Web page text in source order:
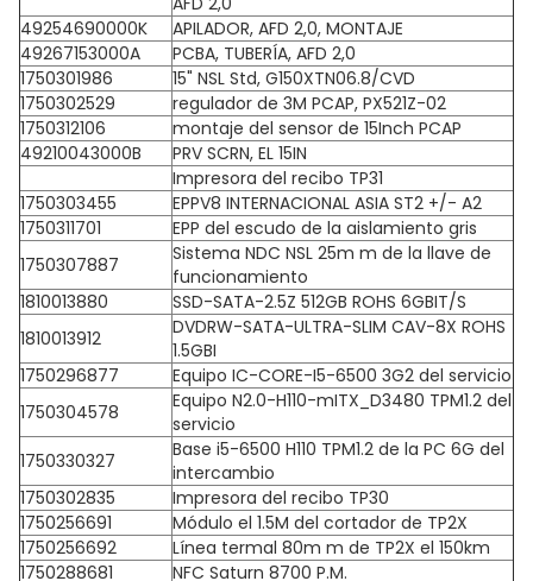
49254690000K
APILADOR, AFD 2,0, MONTAJE
49267153000A
PCBA, TUBERÍA, AFD 2,0
1750301986
15" NSL Std, G150XTN06.8/CVD
1750302529
regulador de 3M PCAP, PX521Z-02
1750312106
montaje del sensor de 15Inch PCAP
49210043000B
PRV SCRN, EL 15IN
Impresora del recibo TP31
1750303455
EPPV8 INTERNACIONAL ASIA ST2 +/- A2
1750311701
EPP del escudo de la aislamiento gris
1750307887
Sistema NDC NSL 25m m de la llave de
funcionamiento
1810013880
SSD-SATA-2.5Z 512GB ROHS 6GBIT/S
1810013912
DVDRW-SATA-ULTRA-SLIM CAV-8X ROHS
1.5GBI
1750296877
Equipo IC-CORE-I5-6500 3G2 del servicio
1750304578
Equipo N2.0-H110-mITX_D3480 TPM1.2 del
servicio
1750330327
Base i5-6500 H110 TPM1.2 de la PC 6G del
intercambio
1750302835
Impresora del recibo TP30
1750256691
Módulo el 1.5M del cortador de TP2X
1750256692
Línea termal 80m m de TP2X el 150km
1750288681
NFC Saturn 8700 P.M.